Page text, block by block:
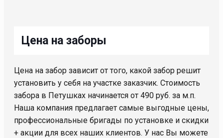
Цена на заборы
Цена на забор зависит от того, какой забор решит
установить у себя на участке заказчик. Стоимость
забора в Петушках начинается от 490 руб. за м.п.
Наша компания предлагает самые выгодные цены,
профессиональные бригады по установке и скидки
+ акции для всех наших клиентов. У нас Вы можете